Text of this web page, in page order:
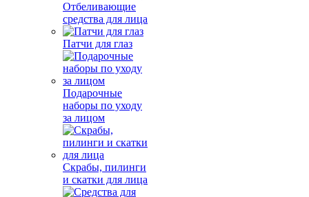
Отбеливающие
средства для лица
Патчи для глаз
Подарочные
наборы по уходу
за лицом
Скрабы, пилинги
и скатки для лица